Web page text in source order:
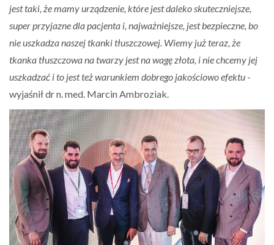
jest taki, że mamy urządzenie, które jest daleko skuteczniejsze,
super przyjazne dla pacjenta i, najważniejsze, jest bezpieczne, bo
nie uszkadza naszej tkanki tłuszczowej. Wiemy już teraz, że
tkanka tłuszczowa na twarzy jest na wagę złota, i nie chcemy jej
uszkadzać i to jest też warunkiem dobrego jakościowo efektu -
wyjaśnił dr n. med. Marcin Ambroziak.